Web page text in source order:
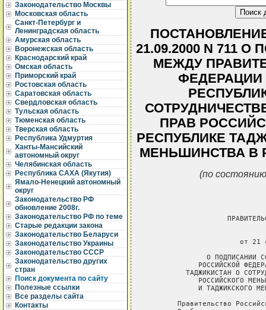
Законодательство Москвы
Московская область
Санкт-Петербург и
Ленинградская область
Амурская область
Воронежская область
Краснодарский край
Омская область
Приморский край
Ростовская область
Саратовская область
Свердловская область
Тульская область
Тюменская область
Тверская область
Республика Удмуртия
Ханты-Мансийский
автономный округ
Челябинская область
Республика САХА (Якутия)
Ямало-Ненецкий автономный
округ
Законодательство РФ
обновление 2008г.
Законодательство РФ по теме
Старые редакции закона
Законодательство Беларуси
Законодательство Украины
Законодательство СССР
Законодательство других
стран
Поиск документа по сайту
Полезные ссылки
Все разделы сайта
Контакты
21.09.2000 N 711
МЕЖДУ
ФЕДЕРАЦИИ
ПРАВ
РЕСПУБЛИКЕ
МЕНЬШИНСТВА В
(по